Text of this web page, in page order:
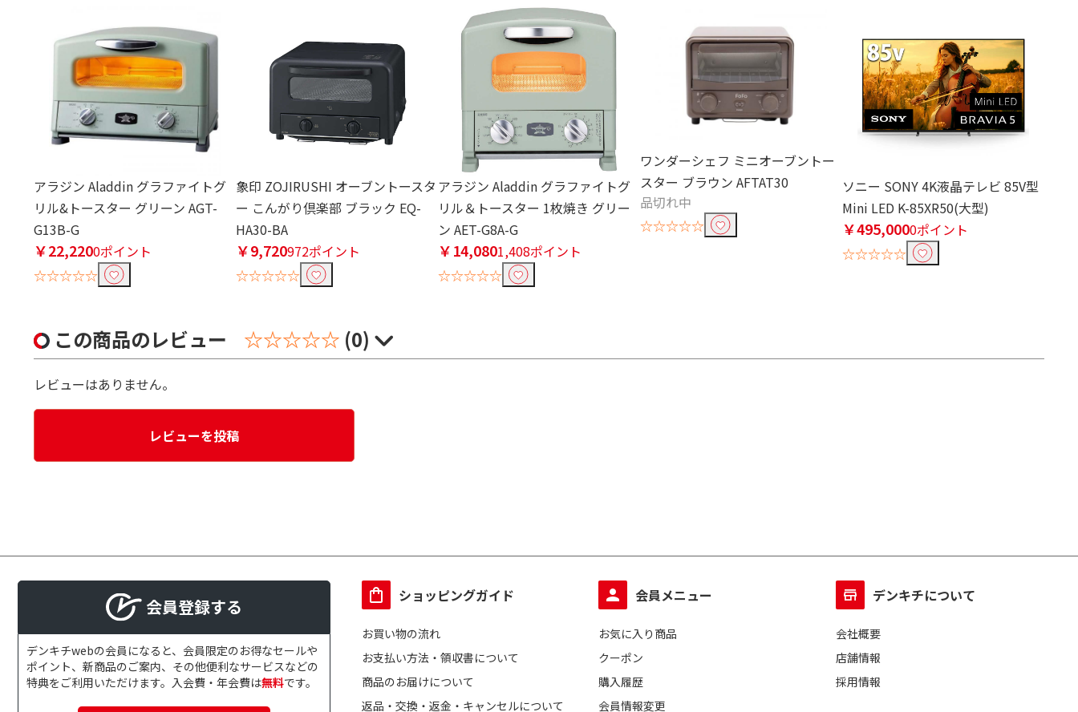
アラジン Aladdin グラファイトグ
リル&トースター グリーン AGT-
G13B-G
￥22,2200ポイント
☆☆☆☆☆
象印 ZOJIRUSHI オーブントースタ
ー こんがり倶楽部 ブラック EQ-
HA30-BA
￥9,720972ポイント
☆☆☆☆☆
アラジン Aladdin グラファイトグ
リル＆トースター 1枚焼き グリー
ン AET-G8A-G
￥14,0801,408ポイント
☆☆☆☆☆
ワンダーシェフ ミニオーブントー
スター ブラウン AFTAT30
品切れ中
☆☆☆☆☆
ソニー SONY 4K液晶テレビ 85V型
Mini LED K-85XR50(大型)
￥495,0000ポイント
☆☆☆☆☆
この商品のレビュー ☆☆☆☆☆ (0)
レビューはありません。
レビューを投稿
会員登録する
デンキチwebの会員になると、会員限定のお得なセールや
ポイント、新商品のご案内、その他便利なサービスなどの
特典をご利用いただけます。入会費・年会費は無料です。
ショッピングガイド
お買い物の流れ
お支払い方法・領収書について
商品のお届けについて
返品・交換・返金・キャンセルについて
会員メニュー
お気に入り商品
クーポン
購入履歴
会員情報変更
デンキチについて
会社概要
店舗情報
採用情報